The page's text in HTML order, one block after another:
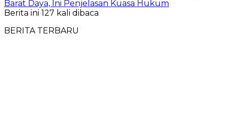
Barat Daya, Ini Penjelasan Kuasa Hukum
Berita ini 127 kali dibaca
BERITA TERBARU